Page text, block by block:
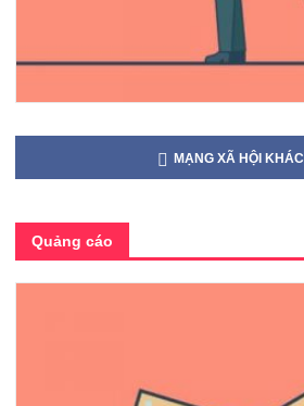
MẠNG XÃ HỘI KHÁC
Quảng cáo